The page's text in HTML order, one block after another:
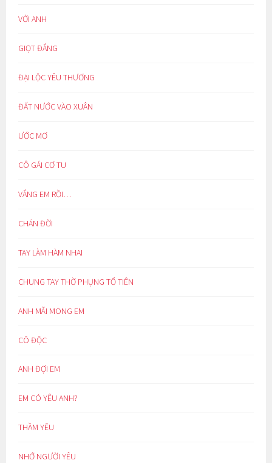
VỚI ANH
GIỌT ĐẮNG
ĐẠI LỘC YÊU THƯƠNG
ĐẤT NƯỚC VÀO XUÂN
ƯỚC MƠ
CÔ GÁI CƠ TU
VẮNG EM RỒI…
CHÁN ĐỜI
TAY LÀM HÀM NHAI
CHUNG TAY THỜ PHỤNG TỔ TIÊN
ANH MÃI MONG EM
CÔ ĐỘC
ANH ĐỢI EM
EM CÓ YÊU ANH?
THẦM YÊU
NHỚ NGƯỜI YÊU